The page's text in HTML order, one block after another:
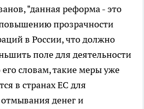
"данная реформа - это
прозрачности
в России, что должно
поле для деятельности
словам, такие меры уже
в странах ЕС для
денег и